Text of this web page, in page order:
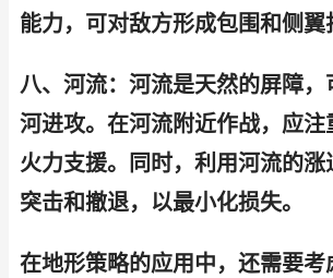
能力，可对敌方形成包围和侧翼
八、河流：河流是天然的屏障，
河进攻。在河流附近作战，应注
火力支援。同时，利用河流的
突击和撤退，以最小化损失。
在地形策略的应用中，还需要考